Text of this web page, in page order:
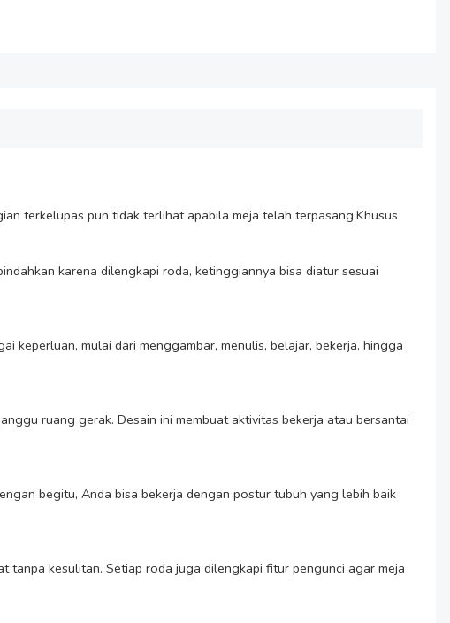
karena dilengkapi roda, ketinggiannya bisa diatur sesuai